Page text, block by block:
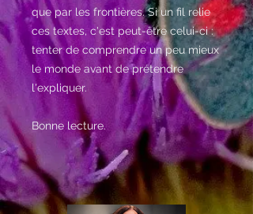
que par les frontières. Si un fil relie
ces textes, c'est peut-être celui-ci :
tenter de comprendre un peu mieux
le monde avant de prétendre
l'expliquer.
Bonne lecture.